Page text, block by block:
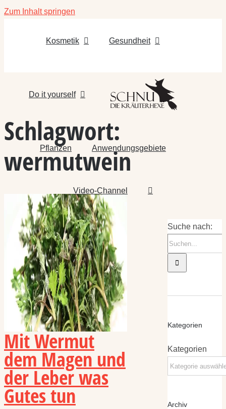
Zum Inhalt springen
Kosmetik Gesundheit
Do it yourself
Pflanzen Anwendungsgebiete
Video-Channel
Schlagwort:
wermutwein
Mit Wermut
dem Magen und
der Leber was
Gutes tun
Suche nach:
Kategorien
Kategorien
Archiv